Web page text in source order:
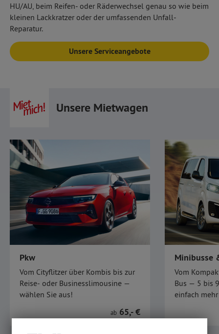
HU/AU, beim Reifen- oder Räderwechsel genau so wie beim
kleinen Lackkratzer oder der umfassenden Unfall-
Reparatur.
Unsere Serviceangebote
Unsere Mietwagen
Pkw
Vom Cityflitzer über Kombis bis zur
Reise- oder Businesslimousine —
wählen Sie aus!
Marken Opel, Hyundai und Peugeot
ab 65,- €
Minibusse
Vom
Bus — 5 bis
einfach
und Vans